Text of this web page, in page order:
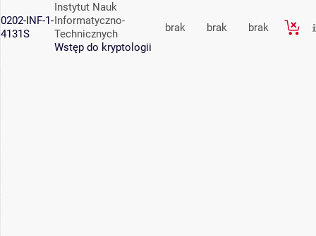
0202-INF-1-
4131S
Instytut Nauk
Informatyczno-
Technicznych
Wstęp do kryptologii
brak brak brak